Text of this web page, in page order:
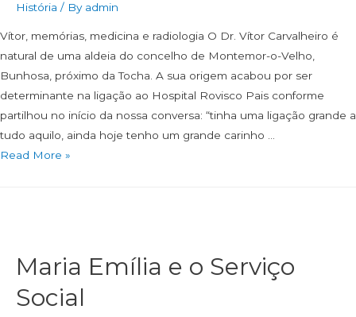
História / By admin
Vítor, memórias, medicina e radiologia O Dr. Vítor Carvalheiro é
natural de uma aldeia do concelho de Montemor-o-Velho,
Bunhosa, próximo da Tocha. A sua origem acabou por ser
determinante na ligação ao Hospital Rovisco Pais conforme
partilhou no início da nossa conversa: “tinha uma ligação grande a
tudo aquilo, ainda hoje tenho um grande carinho …
Read More »
Maria Emília e o Serviço
Social